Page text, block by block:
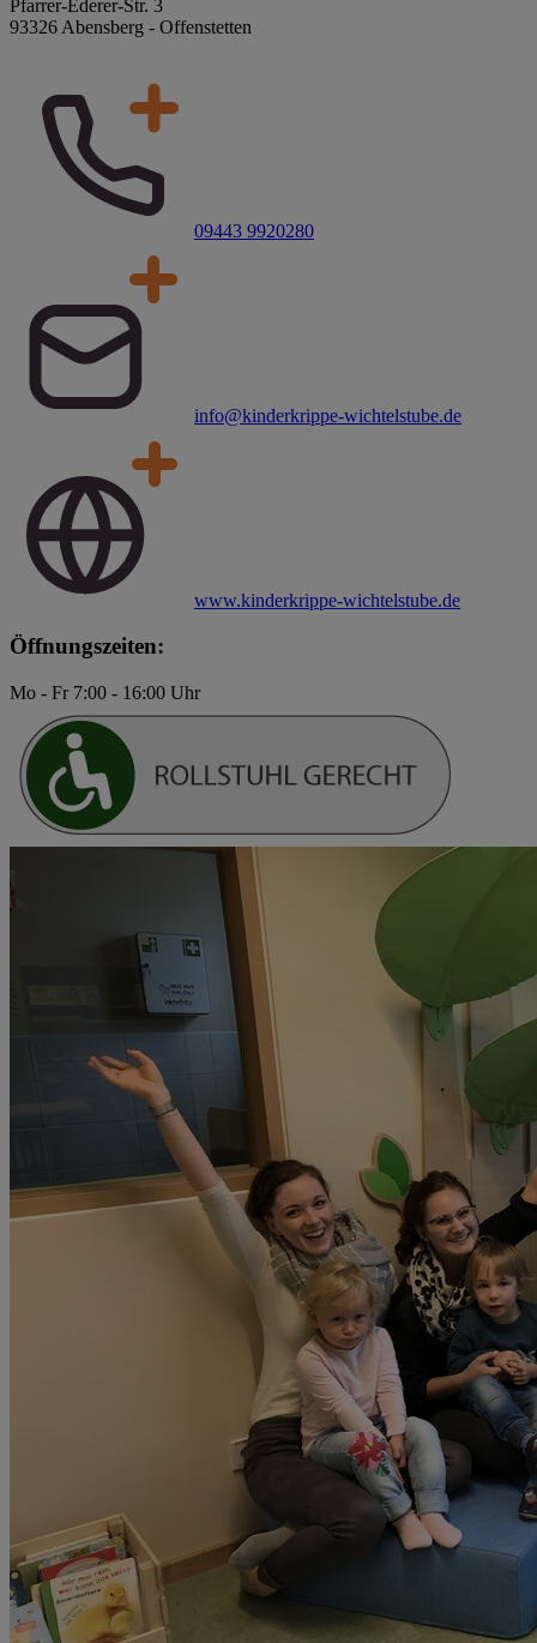
Pfarrer-Ederer-Str. 3
93326 Abensberg - Offenstetten
09443 9920280
info@kinderkrippe-wichtelstube.de
www.kinderkrippe-wichtelstube.de
Öffnungszeiten:
Mo - Fr 7:00 - 16:00 Uhr